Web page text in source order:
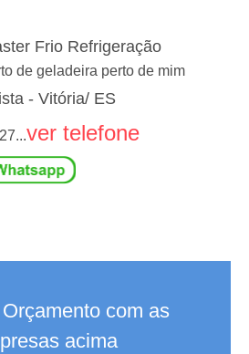
Frio Refrigeração
de geladeira perto de mim
- Vitória/ ES
ver telefone
com as
acima